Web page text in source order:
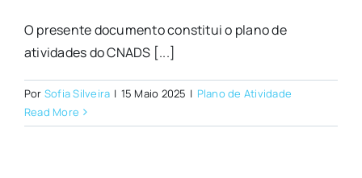
O presente documento constitui o plano de
atividades do CNADS [...]
Por Sofia Silveira | 15 Maio 2025 | Plano de Atividade
Read More